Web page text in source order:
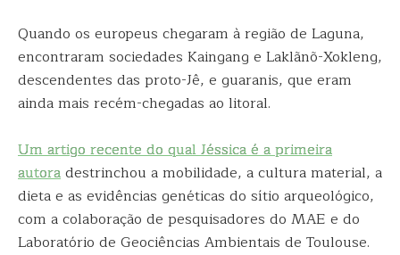
Quando os europeus chegaram à região de Laguna,
encontraram sociedades Kaingang e Laklãnõ-Xokleng,
descendentes das proto-Jê, e guaranis, que eram
ainda mais recém-chegadas ao litoral.
Um artigo recente do qual Jéssica é a primeira
autoradestrinchou a mobilidade, a cultura material, a
dieta e as evidências genéticas do sítio arqueológico,
com a colaboração de pesquisadores do MAE e do
Laboratório de Geociências Ambientais de Toulouse.